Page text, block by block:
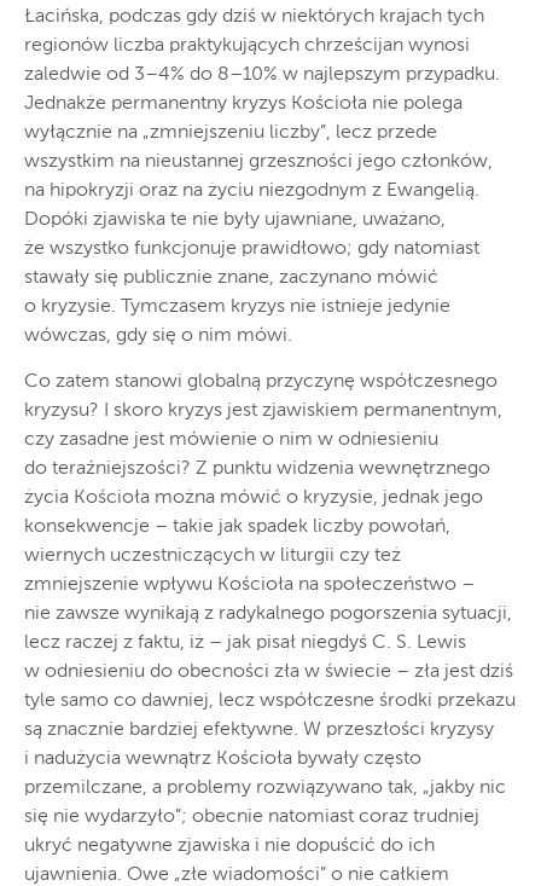
Łacińska, podczas gdy dziś w niektórych krajach tych
regionów liczba praktykujących chrześcijan wynosi
zaledwie od 3–4% do 8–10% w najlepszym przypadku.
Jednakże permanentny kryzys Kościoła nie polega
wyłącznie na „zmniejszeniu liczby”, lecz przede
wszystkim na nieustannej grzeszności jego członków,
na hipokryzji oraz na życiu niezgodnym z Ewangelią.
Dopóki zjawiska te nie były ujawniane, uważano,
że wszystko funkcjonuje prawidłowo; gdy natomiast
stawały się publicznie znane, zaczynano mówić
o kryzysie. Tymczasem kryzys nie istnieje jedynie
wówczas, gdy się o nim mówi.
Co zatem stanowi globalną przyczynę współczesnego
kryzysu? I skoro kryzys jest zjawiskiem permanentnym,
czy zasadne jest mówienie o nim w odniesieniu
do teraźniejszości? Z punktu widzenia wewnętrznego
życia Kościoła można mówić o kryzysie, jednak jego
konsekwencje – takie jak spadek liczby powołań,
wiernych uczestniczących w liturgii czy też
zmniejszenie wpływu Kościoła na społeczeństwo –
nie zawsze wynikają z radykalnego pogorszenia sytuacji,
lecz raczej z faktu, iż – jak pisał niegdyś C. S. Lewis
w odniesieniu do obecności zła w świecie – zła jest dziś
tyle samo co dawniej, lecz współczesne środki przekazu
są znacznie bardziej efektywne. W przeszłości kryzysy
i nadużycia wewnątrz Kościoła bywały często
przemilczane, a problemy rozwiązywano tak, „jakby nic
się nie wydarzyło”; obecnie natomiast coraz trudniej
ukryć negatywne zjawiska i nie dopuścić do ich
ujawnienia. Owe „złe wiadomości” o nie całkiem